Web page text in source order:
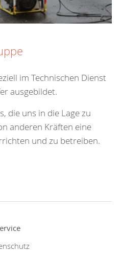
im Technischen Dienst
ausgebildet.
die uns in die Lage zu
anderen Kräften eine
und zu betreiben.